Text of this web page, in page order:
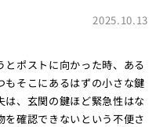
2025.10.13
ポストに向かった時、ある
もそこにあるはずの小さな鍵
、玄関の鍵ほど緊急性はな
確認できないという不便さ